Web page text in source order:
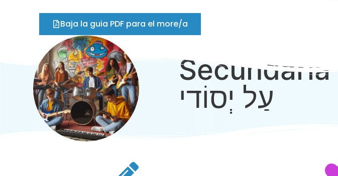
Baja la guia PDF para el more/a
Secundaria
עַל יְסוֹדי